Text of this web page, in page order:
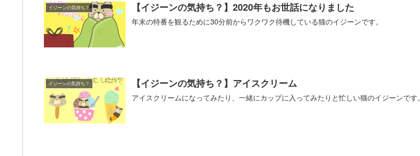
イジーンの気持ち？ 【イジーンの気持ち？】2020年もお世話になりました
年末の特番を観るために30分前からワクワク待機している猫のイジーンです。
イジーンの気持ち？ 【イジーンの気持ち？】アイスクリーム
アイスクリームになってみたり、一緒にカップに入ってみたりと忙しい猫のイジーンです。